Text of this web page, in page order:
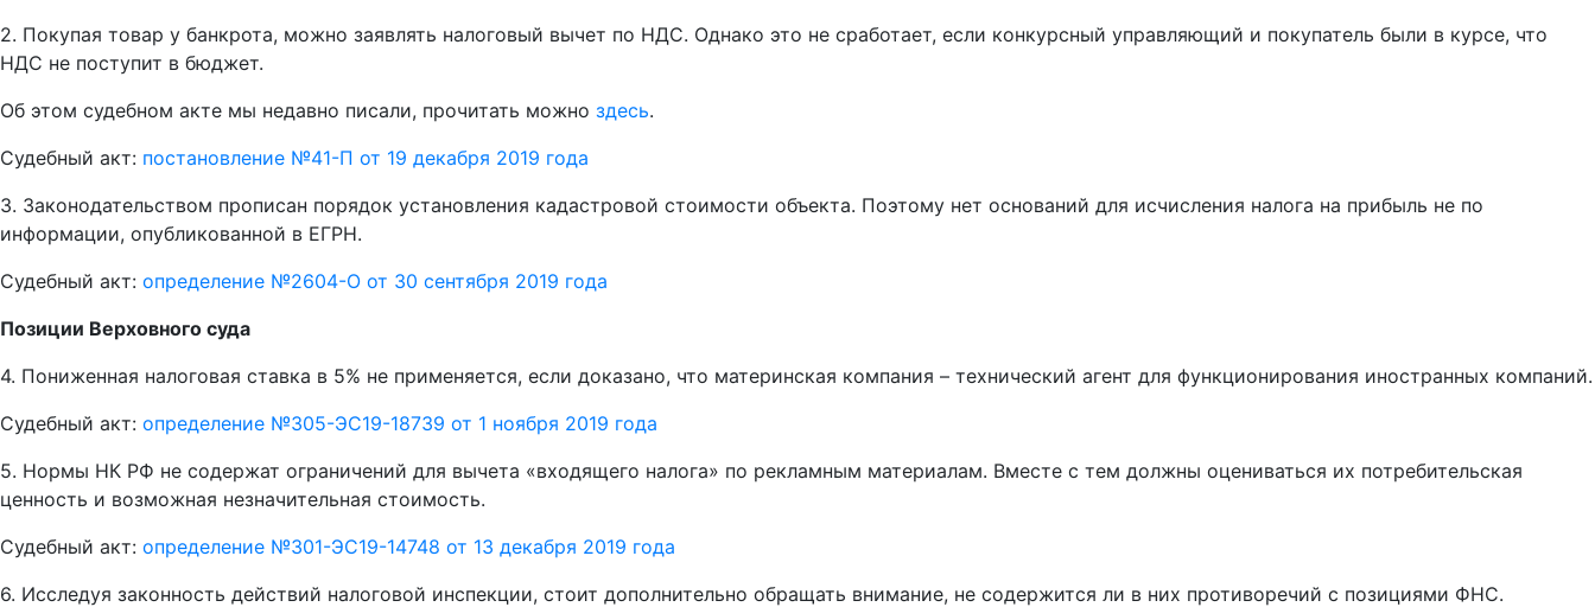
2. Покупая товар у банкрота, можно заявлять налоговый вычет по НДС. Однако это не сработает, если конкурсный управляющий и покупатель были в курсе, что
НДС не поступит в бюджет.
Об этом судебном акте мы недавно писали, прочитать можно здесь.
Судебный акт: постановление №41-П от 19 декабря 2019 года
3. Законодательством прописан порядок установления кадастровой стоимости объекта. Поэтому нет оснований для исчисления налога на прибыль не по
информации, опубликованной в ЕГРН.
Судебный акт: определение №2604-О от 30 сентября 2019 года
Позиции Верховного суда
4. Пониженная налоговая ставка в 5% не применяется, если доказано, что материнская компания – технический агент для функционирования иностранных компаний.
Судебный акт: определение №305-ЭС19-18739 от 1 ноября 2019 года
5. Нормы НК РФ не содержат ограничений для вычета «входящего налога» по рекламным материалам. Вместе с тем должны оцениваться их потребительская
ценность и возможная незначительная стоимость.
Судебный акт: определение №301-ЭС19-14748 от 13 декабря 2019 года
6. Исследуя законность действий налоговой инспекции, стоит дополнительно обращать внимание, не содержится ли в них противоречий с позициями ФНС.